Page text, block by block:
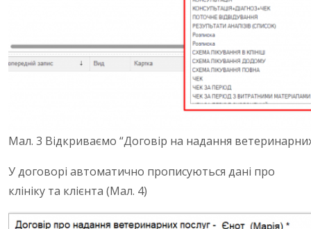
Мал. 3 Відкриваємо “Договір на надання
У договорі автоматично прописуються дані про
клініку та клієнта (Мал. 4)